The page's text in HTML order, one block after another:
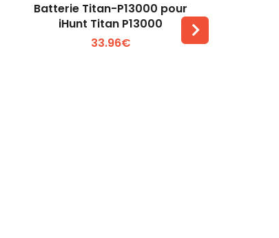
Voir plus +
Batterie Titan-P13000 pour
iHunt Titan P13000
33.96€